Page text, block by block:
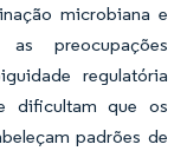
microbiana e
preocupações
regulatória
dificultam que os
padrões de